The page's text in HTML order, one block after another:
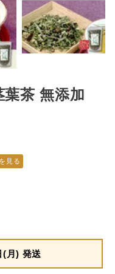
葉茶 無添加
見る
(月) 発送